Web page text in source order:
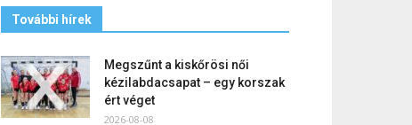
További hírek
Megszűnt a kiskőrösi női
kézilabdacsapat – egy korszak
ért véget
2026-08-08